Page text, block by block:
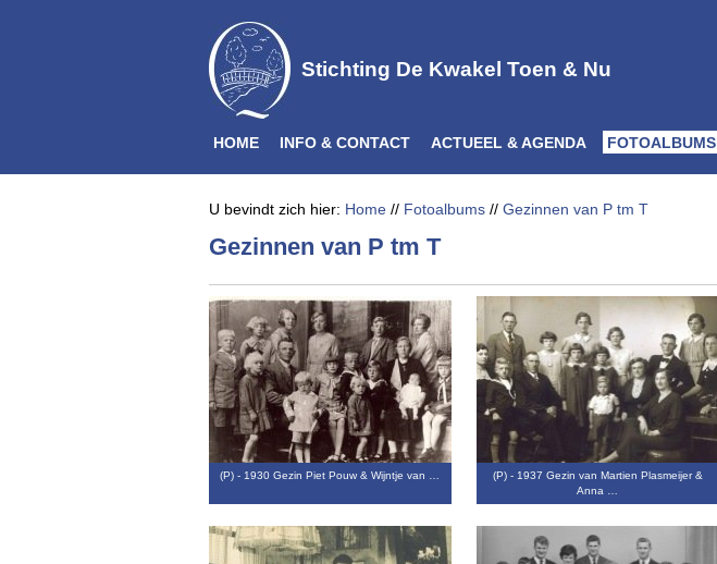
Stichting De Kwakel Toen & Nu
HOME INFO & CONTACT ACTUEEL & AGENDA FOTOALBUMS
U bevindt zich hier: Home // Fotoalbums // Gezinnen van P tm T
Gezinnen van P tm T
(P) - 1930 Gezin Piet Pouw & Wijntje van …
(P) - 1937 Gezin van Martien Plasmeijer &
Anna …